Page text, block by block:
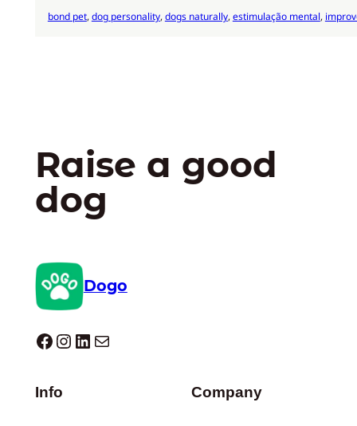
bond pet, dog personality, dogs naturally, estimulação mental,
Raise a good
dog
Dogo
Dogo facebook InstagramLinkedIn E-mail
Info Company